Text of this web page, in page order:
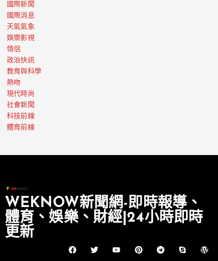
國際新聞
國際消息
天氣氣象
娛樂影視
情侶
政治快訊
教育與科學
熱吻
現代時尚
社會新聞
科技前線
體育前線
WEKNOW新聞網-即時報導、
體育、娛樂、財經|24小時即時
更新